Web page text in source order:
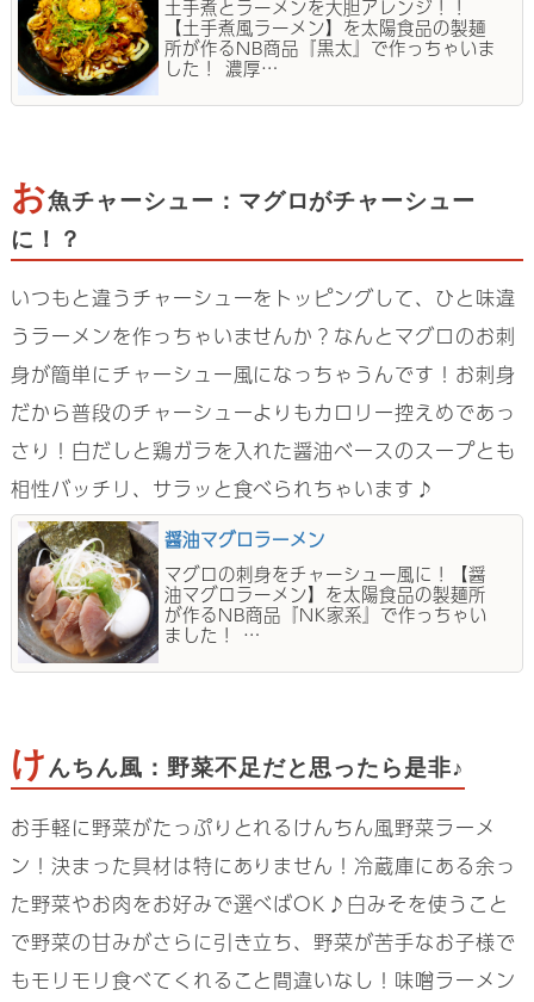
土手煮とラーメンを大胆アレンジ！！
【土手煮風ラーメン】を太陽食品の製麺
所が作るNB商品『黒太』で作っちゃいま
した！ 濃厚…
お魚チャーシュー：マグロがチャーシュー
に！？
いつもと違うチャーシューをトッピングして、ひと味違
うラーメンを作っちゃいませんか？なんとマグロのお刺
身が簡単にチャーシュー風になっちゃうんです！お刺身
だから普段のチャーシューよりもカロリー控えめであっ
さり！白だしと鶏ガラを入れた醤油ベースのスープとも
相性バッチリ、サラッと食べられちゃいます♪
醤油マグロラーメン
マグロの刺身をチャーシュー風に！【醤
油マグロラーメン】を太陽食品の製麺所
が作るNB商品『NK家系』で作っちゃい
ました！ …
けんちん風：野菜不足だと思ったら是非♪
お手軽に野菜がたっぷりとれるけんちん風野菜ラーメ
ン！決まった具材は特にありません！冷蔵庫にある余っ
た野菜やお肉をお好みで選べばOK♪白みそを使うこと
で野菜の甘みがさらに引き立ち、野菜が苦手なお子様で
もモリモリ食べてくれること間違いなし！味噌ラーメン